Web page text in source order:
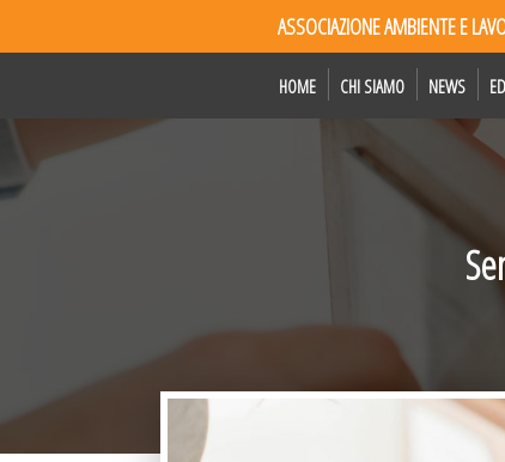
ASSOCIAZIONE AMBIENTE E
HOME CHI SIAMO NEWS